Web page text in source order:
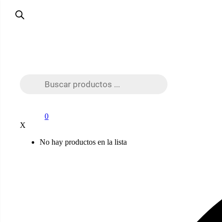
0
X
No hay productos en la lista